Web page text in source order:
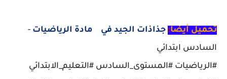
تحميل أيضا: جذاذات الجيد في مادة الرياضيات -
السادس ابتدائي
#الرياضيات #المستوى_السادس #التعليم_الابتدائي